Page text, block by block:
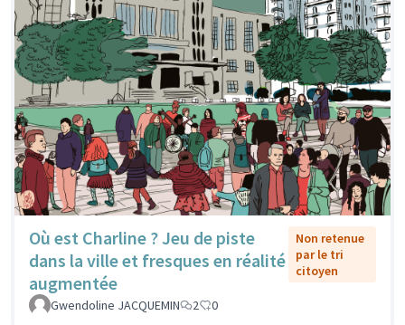
Où est Charline ? Jeu de piste
dans la ville et fresques en réalité
augmentée
Non retenue
par le tri
citoyen
Gwendoline JACQUEMIN 2 0